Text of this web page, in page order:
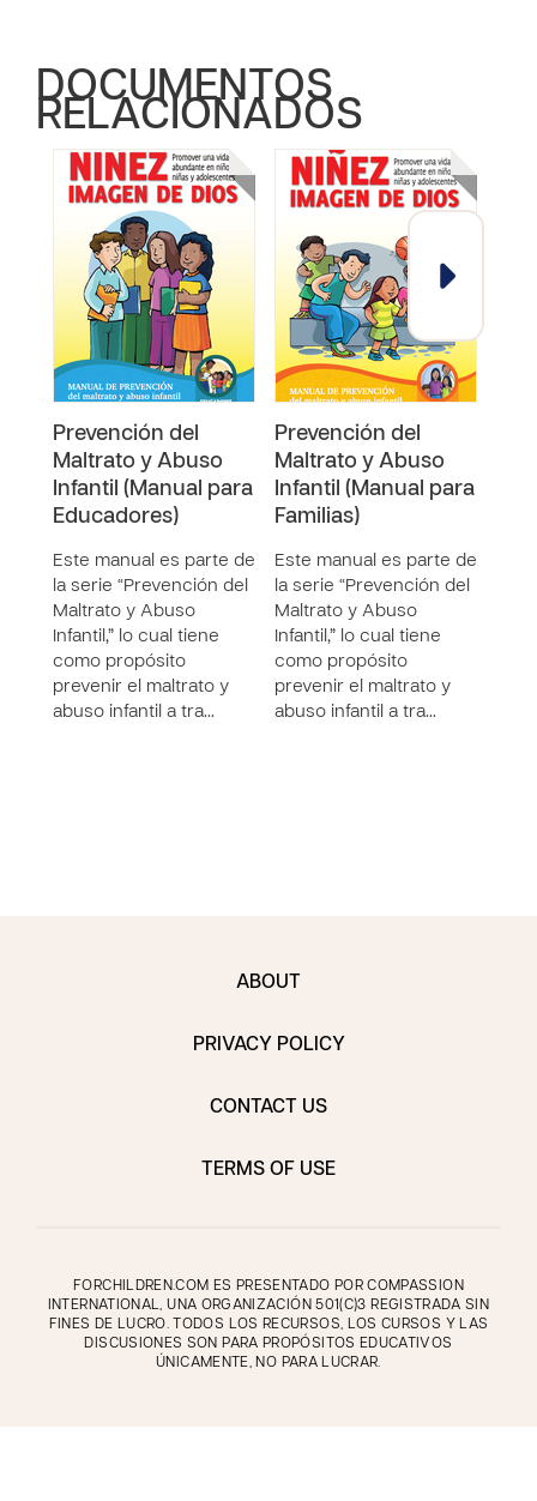
DOCUMENTOS
RELACIONADOS
Prevención del
Maltrato y Abuso
Infantil (Manual para
Educadores)
Este manual es parte de
la serie “Prevención del
Maltrato y Abuso
Infantil,” lo cual tiene
como propósito
prevenir el maltrato y
abuso infantil a tra…
Prevención del
Maltrato y Abuso
Infantil (Manual para
Familias)
Este manual es parte de
la serie “Prevención del
Maltrato y Abuso
Infantil,” lo cual tiene
como propósito
prevenir el maltrato y
abuso infantil a tra…
ABOUT
PRIVACY POLICY
CONTACT US
TERMS OF USE
FORCHILDREN.COM ES PRESENTADO POR COMPASSION
INTERNATIONAL, UNA ORGANIZACIÓN 501(C)3 REGISTRADA SIN
FINES DE LUCRO. TODOS LOS RECURSOS, LOS CURSOS Y LAS
DISCUSIONES SON PARA PROPÓSITOS EDUCATIVOS
ÚNICAMENTE, NO PARA LUCRAR.